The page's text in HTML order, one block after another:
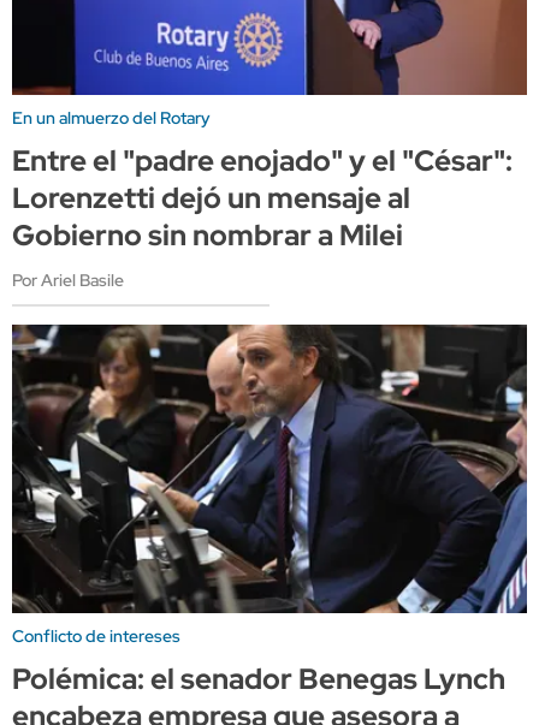
En un almuerzo del Rotary
Entre el "padre enojado" y el "César":
Lorenzetti dejó un mensaje al
Gobierno sin nombrar a Milei
Por Ariel Basile
Conflicto de intereses
Polémica: el senador Benegas Lynch
encabeza empresa que asesora a